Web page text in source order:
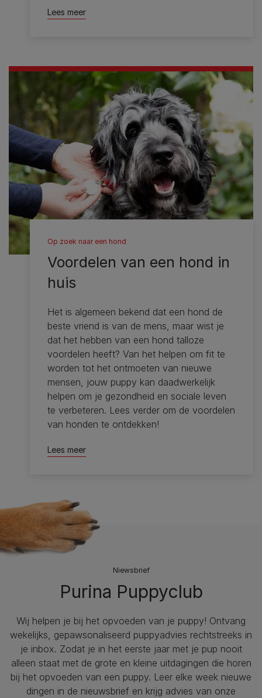
Lees meer
Op zoek naar een hond
Voordelen van een hond in
huis
Het is algemeen bekend dat een hond de
beste vriend is van de mens, maar wist je
dat het hebben van een hond talloze
voordelen heeft? Van het helpen om fit te
worden tot het ontmoeten van nieuwe
mensen, jouw puppy kan daadwerkelijk
helpen om je gezondheid en sociale leven
te verbeteren. Lees verder om de voordelen
van honden te ontdekken!
Lees meer
Niewsbrief
Purina Puppyclub
Wij helpen je bij het opvoeden van je puppy!​ Ontvang
wekelijks, gepawsonaliseerd puppyadvies rechtstreeks in
je inbox. Zodat je in het eerste jaar met je pup nooit
alleen staat met de grote en kleine uitdagingen die horen
bij het opvoeden van een puppy. Leer elke week nieuwe
dingen in de nieuwsbrief en krijg advies van onze